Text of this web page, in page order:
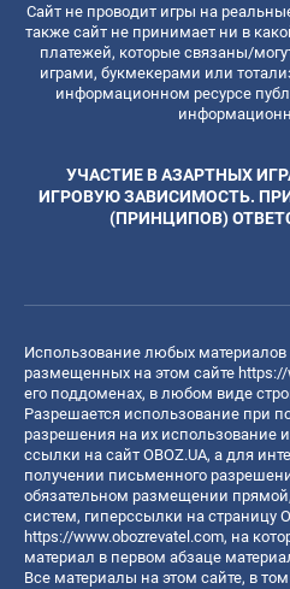
Сайт не проводит игры на
также сайт не принимает ни в
платежей, которые связаны/
играми, букмекерами или
информационном ресурсе
УЧАСТИЕ В АЗАРТНЫХ
ИГРОВУЮ ЗАВИСИМОСТЬ.
(ПРИНЦИПОВ)
Использование любых материалов
размещенных на этом сайте https://
его поддоменах, в любом виде
Разрешается использование при
разрешения на их использование
ссылки на сайт OBOZ.UA, а для
получении письменного
обязательном размещении
систем, гиперссылки на страницу
https://www.obozrevatel.com, на
материал в первом абзаце
Все материалы на этом сайте, в